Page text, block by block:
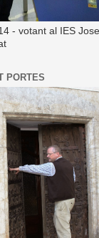
- votant al IES
PORTES